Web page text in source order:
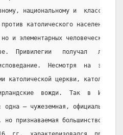
национальному и
католического населения
но и элементарных человеческих
Привилегии   получал   лишь
Несмотря  на  это,
католической церкви,
вожди.  Так  в
одна – чужеземная, официальная,
но признаваемая большинством